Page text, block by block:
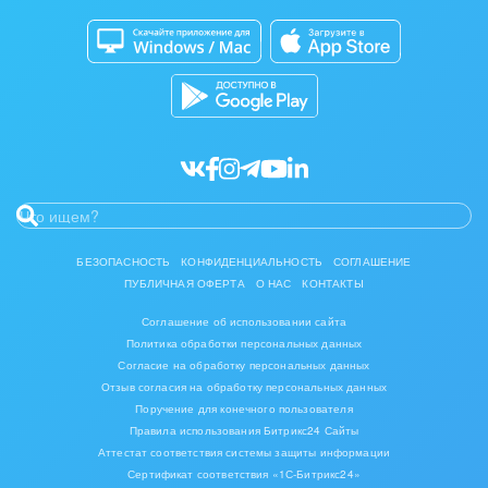
Инвестиционный бизнес
Интерьер, дизайн, декор
Консалтинговые и управленческие услуги
Мебель, лес, деревообработка
Медицина и фармацевтика
Металлургия
Кибербезопасность
Битрикс24 Маркет
Разработчикам приложений
БЕЗОПАСНОСТЬ КОНФИДЕНЦИАЛЬНОСТЬ
СОГЛАШЕНИЕ
ПУБЛИЧНАЯ ОФЕРТА
О НАС КОНТАКТЫ
Соглашение об использовании сайта
Политика обработки персональных данных
Согласие на обработку персональных данных
Отзыв согласия на обработку персональных данных
Поручение для конечного пользователя
Правила использования Битрикс24 Сайты
Аттестат соответствия системы защиты информации
Сертификат соответствия «1С-Битрикс24»